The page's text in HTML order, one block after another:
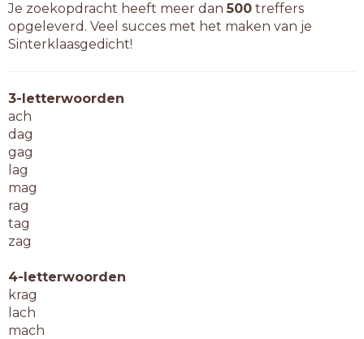
Je zoekopdracht heeft meer dan500 treffers
opgeleverd. Veel succes met het maken van je
Sinterklaasgedicht!
3-letterwoorden
ach
dag
gag
lag
mag
rag
tag
zag
4-letterwoorden
krag
lach
mach